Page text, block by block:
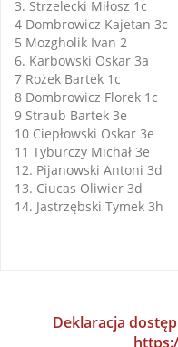
3. Strzelecki Miłosz 1c
4 Dombrowicz Kajetan 3c
5 Mozgholik Ivan 2
6. Karbowski Oskar 3a
7 Rożek Bartek 1c
8 Dombrowicz Florek 1c
9 Straub Bartek 3e
10 Ciepłowski Oskar 3e
11 Tyburczy Michał 3e
12. Pijanowski Antoni 3d
13. Ciucas Oliwier 3d
14. Jastrzębski Tymek 3h
Deklaracja